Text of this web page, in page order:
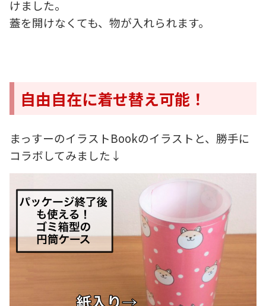
けました。
蓋を開けなくても、物が入れられます。
自由自在に着せ替え可能！
まっすーのイラストBookのイラストと、勝手に
コラボしてみました↓